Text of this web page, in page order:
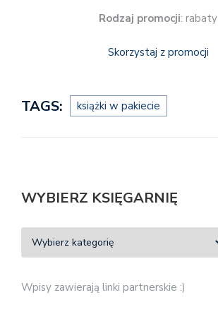
Rodzaj promocji: rabaty
Skorzystaj z promocji
TAGS: książki w pakiecie
WYBIERZ KSIĘGARNIĘ
Wpisy zawierają linki partnerskie :)